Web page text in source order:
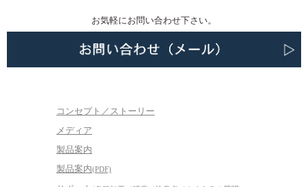
お気軽にお問い合わせ下さい。
コンセプト／ストーリー
メディア
製品案内
製品案内(PDF)